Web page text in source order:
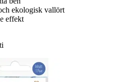
ekologisk vallört
effekt